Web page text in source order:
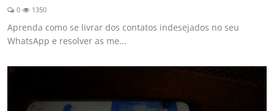
0 1350
Aprenda como se livrar dos contatos indesejados no seu
WhatsApp e resolver as me...